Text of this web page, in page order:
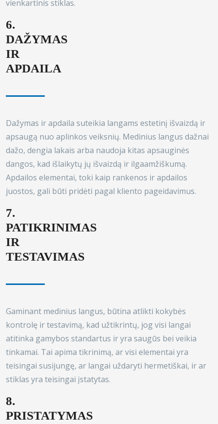
vienkartinis stiklas.
6.
DAŽYMAS
IR
APDAILA
Dažymas ir apdaila suteikia langams estetinį išvaizdą ir
apsaugą nuo aplinkos veiksnių. Medinius langus dažnai
dažo, dengia lakais arba naudoja kitas apsauginės
dangos, kad išlaikytų jų išvaizdą ir ilgaamžiškumą.
Apdailos elementai, toki kaip rankenos ir apdailos
juostos, gali būti pridėti pagal kliento pageidavimus.
7.
PATIKRINIMAS
IR
TESTAVIMAS
Gaminant medinius langus, būtina atlikti kokybės
kontrolę ir testavimą, kad užtikrintų, jog visi langai
atitinka gamybos standartus ir yra saugūs bei veikia
tinkamai. Tai apima tikrinimą, ar visi elementai yra
teisingai susijungę, ar langai uždaryti hermetiškai, ir ar
stiklas yra teisingai įstatytas.
8.
PRISTATYMAS